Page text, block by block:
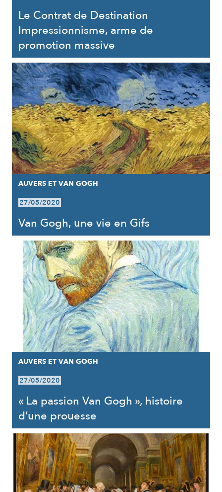
Le Contrat de Destination
Impressionnisme, arme de
promotion massive
AUVERS ET VAN GOGH
27/05/2020
Van Gogh, une vie en Gifs
AUVERS ET VAN GOGH
27/05/2020
« La passion Van Gogh », histoire
d’une prouesse